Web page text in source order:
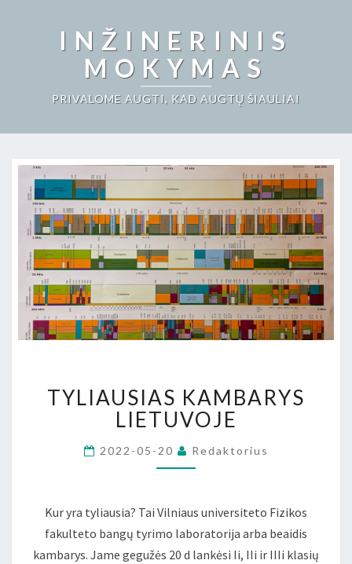
INŽINERINIS
MOKYMAS
PRIVALOME AUGTI, KAD AUGTŲ ŠIAULIAI
KAMBARYS
LIETUVOJE
TYLIAUSIAS KAMBARYS
LIETUVOJE
2022-05-20 Redaktorius
Kur yra tyliausia? Tai Vilniaus universiteto Fizikos
fakulteto bangų tyrimo laboratorija arba beaidis
kambarys. Jame gegužės 20 d lankėsi Ii, IIi ir IIIi klasių